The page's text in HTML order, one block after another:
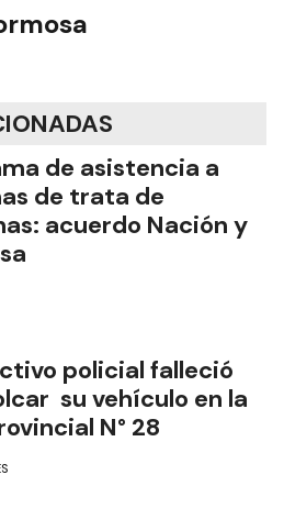
de asistencia a
de trata de
acuerdo Nación y
policial falleció
su vehículo en la
N° 28